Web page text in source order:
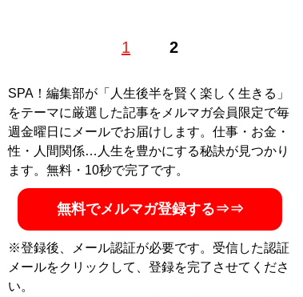
1 2
SPA！編集部が「人生後半を賢く楽しく生きる」
をテーマに厳選した記事をメルマガ会員限定で毎
週金曜日にメールでお届けします。仕事・お金・
性・人間関係…人生を豊かにする秘訣が見つかり
ます。無料・10秒で完了です。
無料でメルマガ登録する⇒⇒
※登録後、メール認証が必要です。受信した認証
メールをクリックして、登録を完了させてくださ
い。